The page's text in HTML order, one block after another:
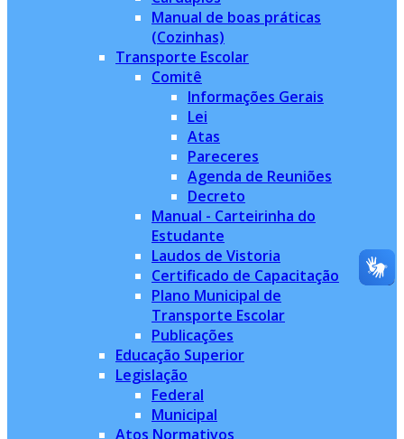
Manual de boas práticas
(Cozinhas)
Transporte Escolar
Comitê
Informações Gerais
Lei
Atas
Pareceres
Agenda de Reuniões
Decreto
Manual - Carteirinha do
Estudante
Laudos de Vistoria
Certificado de Capacitação
Plano Municipal de
Transporte Escolar
Publicações
Educação Superior
Legislação
Federal
Municipal
Atos Normativos